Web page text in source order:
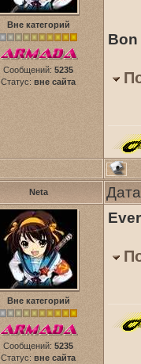
Вне категорий
Сообщений: 5235
Статус: вне сайта
Bon
Neta
Вне категорий
Сообщений: 5235
Статус: вне сайта